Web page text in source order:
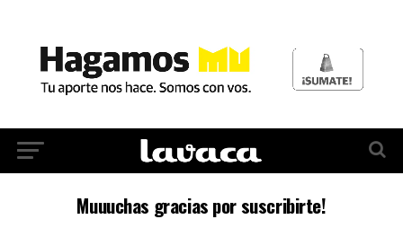
Muuuchas gracias por suscribirte!